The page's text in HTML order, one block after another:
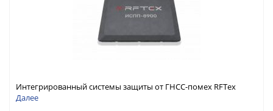
Интегрированный системы защиты от ГНСС-помех RFТех
ИСПП 8900
Далее